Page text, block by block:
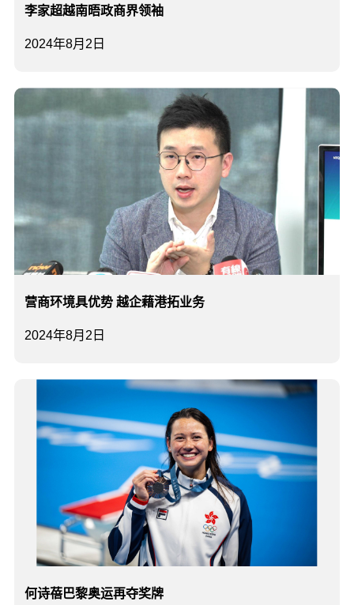
2024年8月2日
李家超越南晤政商界领袖
2024年8月2日
营商环境具优势 越企藉港拓业务
何诗蓓巴黎奥运再夺奖牌